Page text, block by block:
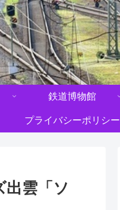
鉄道博物館
プライバシーポリシー
出雲「ソ